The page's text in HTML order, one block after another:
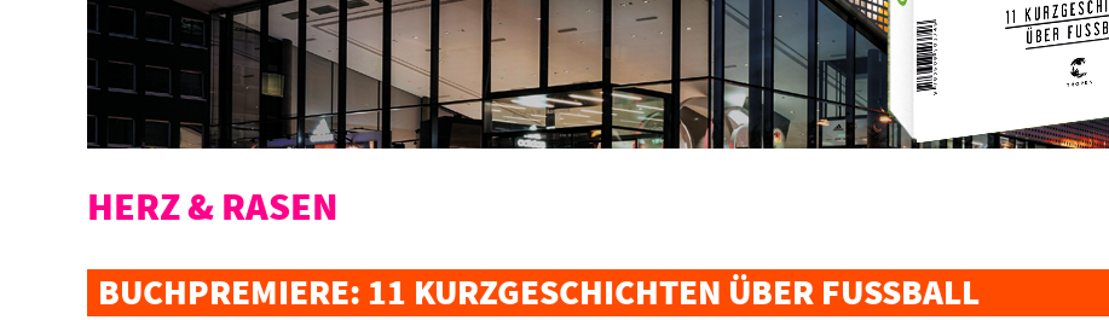
HERZ & RASEN
BUCHPREMIERE: 11 KURZGESCHICHTEN ÜBER FUSSBALL